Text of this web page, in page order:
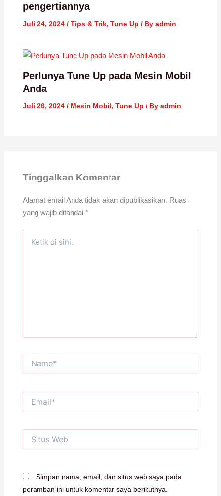
pengertiannya
Juli 24, 2024 / Tips & Trik, Tune Up / By admin
Perlunya Tune Up pada Mesin Mobil
Anda
Juli 26, 2024 / Mesin Mobil, Tune Up / By admin
Tinggalkan Komentar
Alamat email Anda tidak akan dipublikasikan. Ruas
yang wajib ditandai *
Web
Simpan nama, email, dan situs web saya pada
peramban ini untuk komentar saya berikutnya.